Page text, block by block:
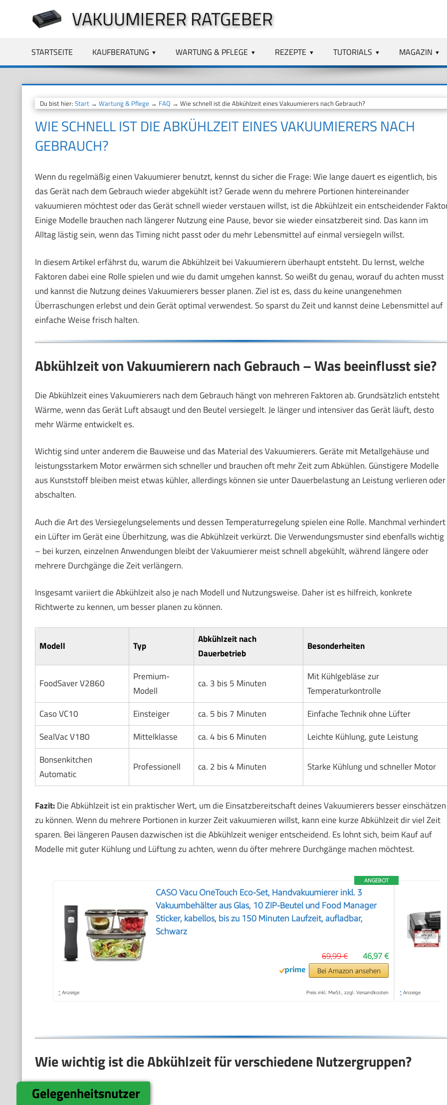
springen
VAKUUMIERER RATGEBER
STARTSEITE KAUFBERATUNG WARTUNG & PFLEGE REZEPTE TUTORIALS MAGAZIN
Du bist hier: Start→ Wartung & Pflege → FAQ → Wie schnell ist die Abkühlzeit eines Vakuumierers nach Gebrauch?
WIE SCHNELL IST DIE ABKÜHLZEIT EINES VAKUUMIERERS NACH
GEBRAUCH?
Wenn du regelmäßig einen Vakuumierer benutzt, kennst du sicher die Frage: Wie lange dauert es eigentlich, bis
das Gerät nach dem Gebrauch wieder abgekühlt ist? Gerade wenn du mehrere Portionen hintereinander
vakuumieren möchtest oder das Gerät schnell wieder verstauen willst, ist die Abkühlzeit ein entscheidender
Einige Modelle brauchen nach längerer Nutzung eine Pause, bevor sie wieder einsatzbereit sind. Das kann im
Alltag lästig sein, wenn das Timing nicht passt oder du mehr Lebensmittel auf einmal versiegeln willst.
In diesem Artikel erfährst du, warum die Abkühlzeit bei Vakuumierern überhaupt entsteht. Du lernst, welche
Faktoren dabei eine Rolle spielen und wie du damit umgehen kannst. So weißt du genau, worauf du achten musst
und kannst die Nutzung deines Vakuumierers besser planen. Ziel ist es, dass du keine unangenehmen
Überraschungen erlebst und dein Gerät optimal verwendest. So sparst du Zeit und kannst deine Lebensmittel auf
einfache Weise frisch halten.
Abkühlzeit von Vakuumierern nach Gebrauch – Was beeinflusst sie?
Die Abkühlzeit eines Vakuumierers nach dem Gebrauch hängt von mehreren Faktoren ab. Grundsätzlich entsteht
Wärme, wenn das Gerät Luft absaugt und den Beutel versiegelt. Je länger und intensiver das Gerät läuft, desto
mehr Wärme entwickelt es.
Wichtig sind unter anderem die Bauweise und das Material des Vakuumierers. Geräte mit Metallgehäuse und
leistungsstarkem Motor erwärmen sich schneller und brauchen oft mehr Zeit zum Abkühlen. Günstigere Modelle
aus Kunststoff bleiben meist etwas kühler, allerdings können sie unter Dauerbelastung an Leistung verlieren oder
abschalten.
Auch die Art des Versiegelungselements und dessen Temperaturregelung spielen eine Rolle. Manchmal verhindert
ein Lüfter im Gerät eine Überhitzung, was die Abkühlzeit verkürzt. Die Verwendungsmuster sind ebenfalls wichtig
– bei kurzen, einzelnen Anwendungen bleibt der Vakuumierer meist schnell abgekühlt, während längere oder
mehrere Durchgänge die Zeit verlängern.
Insgesamt variiert die Abkühlzeit also je nach Modell und Nutzungsweise. Daher ist es hilfreich, konkrete
Richtwerte zu kennen, um besser planen zu können.
Modell Typ
Abkühlzeit nach
Dauerbetrieb
Besonderheiten
FoodSaver V2860
Premium-
Modell
ca. 3 bis 5 Minuten
Mit Kühlgebläse zur
Temperaturkontrolle
Caso VC10
Einsteiger ca. 5 bis 7 Minuten
Einfache Technik ohne Lüfter
SealVac V180
Mittelklasse ca. 4 bis 6 Minuten
Leichte Kühlung, gute Leistung
Bonsenkitchen
Automatic
Professionell ca. 2 bis 4 Minuten Starke Kühlung und schneller Motor
Fazit:Die Abkühlzeit ist ein praktischer Wert, um die Einsatzbereitschaft deines Vakuumierers besser einschätzen
zu können. Wenn du mehrere Portionen in kurzer Zeit vakuumieren willst, kann eine kurze Abkühlzeit dir viel Zeit
sparen. Bei längeren Pausen dazwischen ist die Abkühlzeit weniger entscheidend. Es lohnt sich, beim Kauf auf
Modelle mit guter Kühlung und Lüftung zu achten, wenn du öfter mehrere Durchgänge machen möchtest.
ANGEBOT
CASO Vacu OneTouch Eco-Set, Handvakuumierer inkl. 3
Vakuumbehälter aus Glas, 10 ZIP-Beutel und Food Manager
Sticker, kabellos, bis zu 150 Minuten Laufzeit, aufladbar,
Schwarz
46,97 €
69,99 €
Bei Amazon ansehen
* Anzeige Preis inkl. MwSt., zzgl. Versandkosten * Anzeige
❯
Wie wichtig ist die Abkühlzeit für verschiedene Nutzergruppen?
Gelegenheitsnutzer